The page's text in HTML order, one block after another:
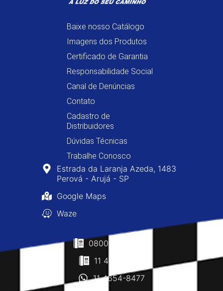
Baixe nosso Catálogo
Imagens dos Produtos
Certificado de Garantia
Responsabilidade Social
Canal de Denúncias
Contato
Cadastro de
Distribuidores
Dúvidas Técnicas
Trabalhe Conosco
Estrada da Laranja Azeda, 1483
Perová - Arujá - SP
Google Maps
Waze
0800-400-8477
11 4610-0160
11 4654-8477